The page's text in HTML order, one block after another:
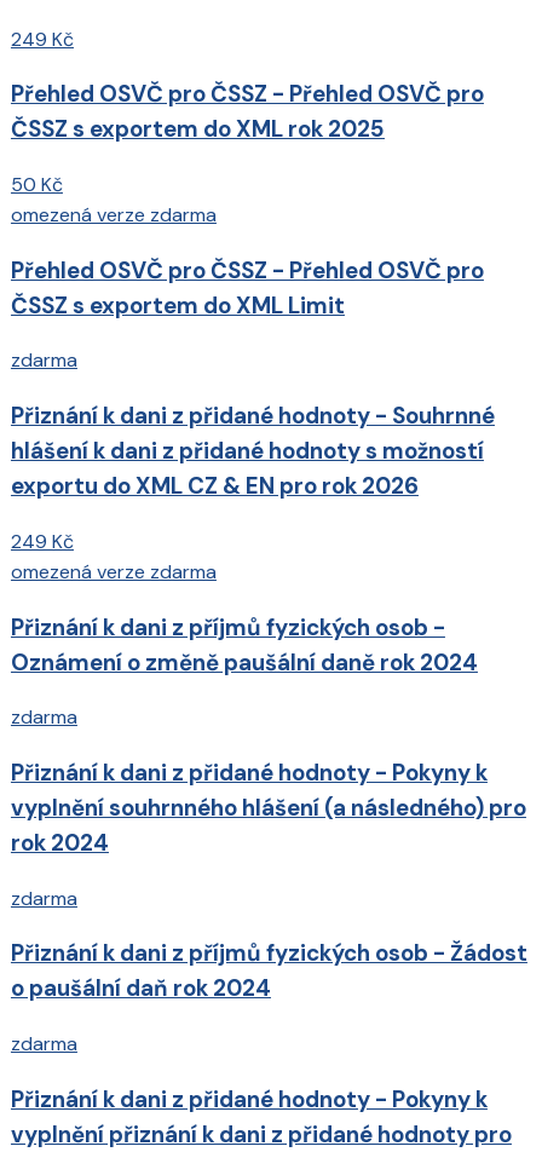
249 Kč
Přehled OSVČ pro ČSSZ - Přehled OSVČ pro
ČSSZ s exportem do XML rok 2025
50 Kč
omezená verze zdarma
Přehled OSVČ pro ČSSZ - Přehled OSVČ pro
ČSSZ s exportem do XML Limit
zdarma
Přiznání k dani z přidané hodnoty - Souhrnné
hlášení k dani z přidané hodnoty s možností
exportu do XML CZ & EN pro rok 2026
249 Kč
omezená verze zdarma
Přiznání k dani z příjmů fyzických osob -
Oznámení o změně paušální daně rok 2024
zdarma
Přiznání k dani z přidané hodnoty - Pokyny k
vyplnění souhrnného hlášení (a následného) pro
rok 2024
zdarma
Přiznání k dani z příjmů fyzických osob - Žádost
o paušální daň rok 2024
zdarma
Přiznání k dani z přidané hodnoty - Pokyny k
vyplnění přiznání k dani z přidané hodnoty pro